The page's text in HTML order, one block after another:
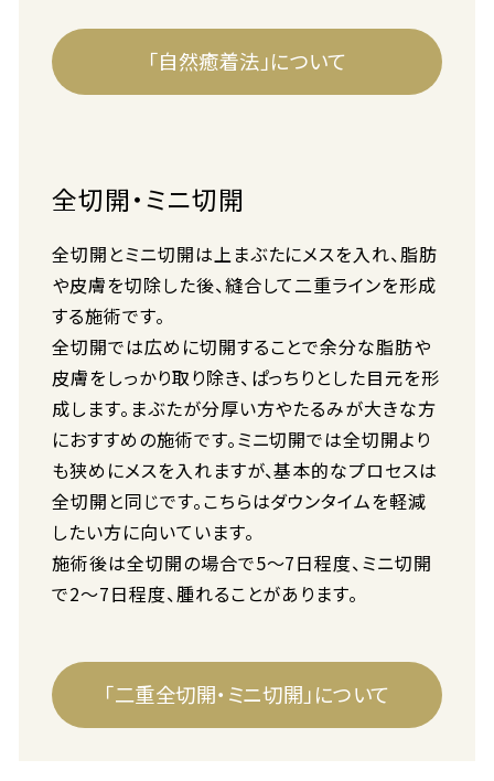
「自然癒着法」について
全切開・ミニ切開
全切開とミニ切開は上まぶたにメスを入れ、脂肪
や皮膚を切除した後、縫合して二重ラインを形成
する施術です。
全切開では広めに切開することで余分な脂肪や
皮膚をしっかり取り除き、ぱっちりとした目元を形
成します。まぶたが分厚い方やたるみが大きな方
におすすめの施術です。ミニ切開では全切開より
も狭めにメスを入れますが、基本的なプロセスは
全切開と同じです。こちらはダウンタイムを軽減
したい方に向いています。
施術後は全切開の場合で5〜7日程度、ミニ切開
で2〜7日程度、腫れることがあります。
「二重全切開・ミニ切開」について